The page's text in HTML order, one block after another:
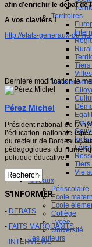
Territoires
Tiers
Villes
Vivre
Tiers
Vie
Niveaux
Périscolaire
Ecole
Ecole
Collège
Lycée
Université
Les auteurs
afin d’enrichir le débat de
A vos claviers !
http://etats-generaux-du-
Dernière modification le
Pérez Michel
Président national de
l’éducation nationale
du recteur de Bordeaux,
pédagogiques du
politique éducative.
S'INFORMER
- DEBATS
- FAITS MARQUANTS
- INTERVIEWS